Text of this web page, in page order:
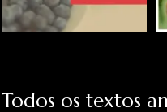
Todos os textos